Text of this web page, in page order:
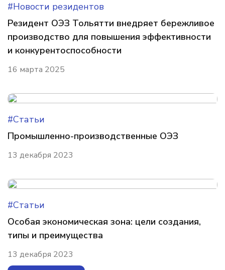
#Новости резидентов
Резидент ОЭЗ Тольятти внедряет бережливое
производство для повышения эффективности
и конкурентоспособности
16 марта 2025
#Статьи
Промышленно-производственные ОЭЗ
13 декабря 2023
#Статьи
Особая экономическая зона: цели создания,
типы и преимущества
13 декабря 2023